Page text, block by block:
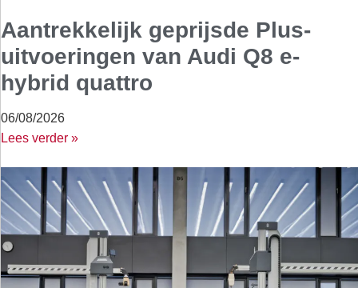
Aantrekkelijk geprijsde Plus-
uitvoeringen van Audi Q8 e-
hybrid quattro
06/08/2026
Lees verder »